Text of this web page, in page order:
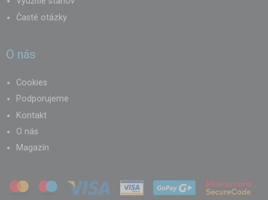
Časté otázky
O nás
Cookies
Podporujeme
Kontakt
O nás
Magazín